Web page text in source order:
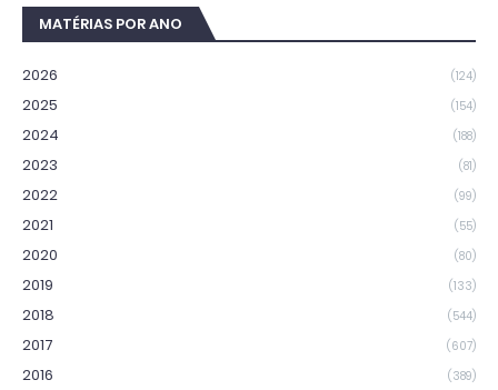
MATÉRIAS POR ANO
2026 (124)
2025 (154)
2024 (188)
2023 (81)
2022 (99)
2021 (55)
2020 (80)
2019 (133)
2018 (544)
2017 (607)
2016 (389)